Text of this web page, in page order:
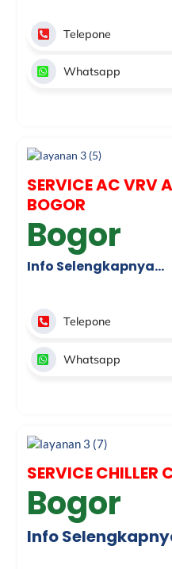
Telepone
Whatsapp
SERVICE AC VRV
BOGOR
Bogor
Info Selengkapnya…
Telepone
Whatsapp
SERVICE CHILLER
Bogor
Info